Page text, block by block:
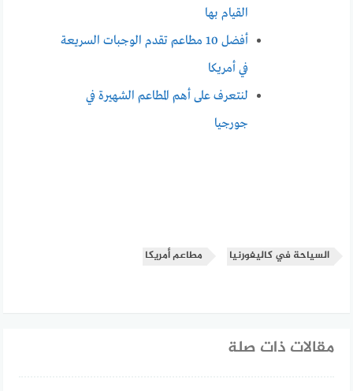
القيام بها
أفضل 10 مطاعم تقدم الوجبات السريعة
في أمريكا
لنتعرف على أهم المطاعم الشهيرة في
جورجيا
السياحة في كاليفورنيا مطاعم أمريكا
مقالات ذات صلة